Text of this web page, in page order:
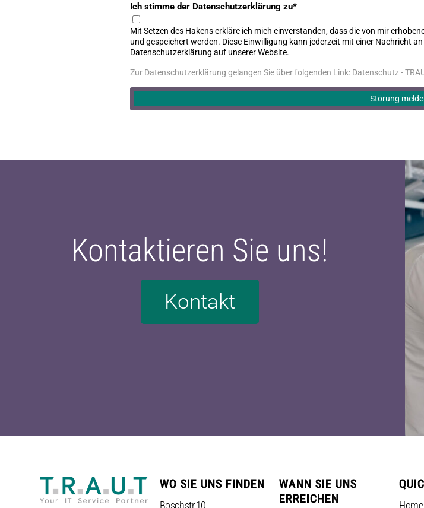
Ich stimme der Datenschutzerklärung zu
Mit Setzen des Hakens erkläre ich mich einverstanden, dass die von mir
und gespeichert werden. Diese Einwilligung kann jederzeit mit einer Nachricht
Datenschutzerklärung auf unserer Website.
Zur Datenschutzerklärung gelangen Sie über folgenden Link: Datenschutz -
Störung
Kontaktieren Sie uns!
Kontakt
WO SIE UNS FINDEN
Boschstr.10
WANN SIE UNS
ERREICHEN
Home